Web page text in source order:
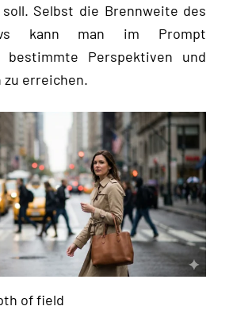
soll. Selbst die Brennweite des
kann man im Prompt
bestimmte Perspektiven und
zu erreichen.
of field